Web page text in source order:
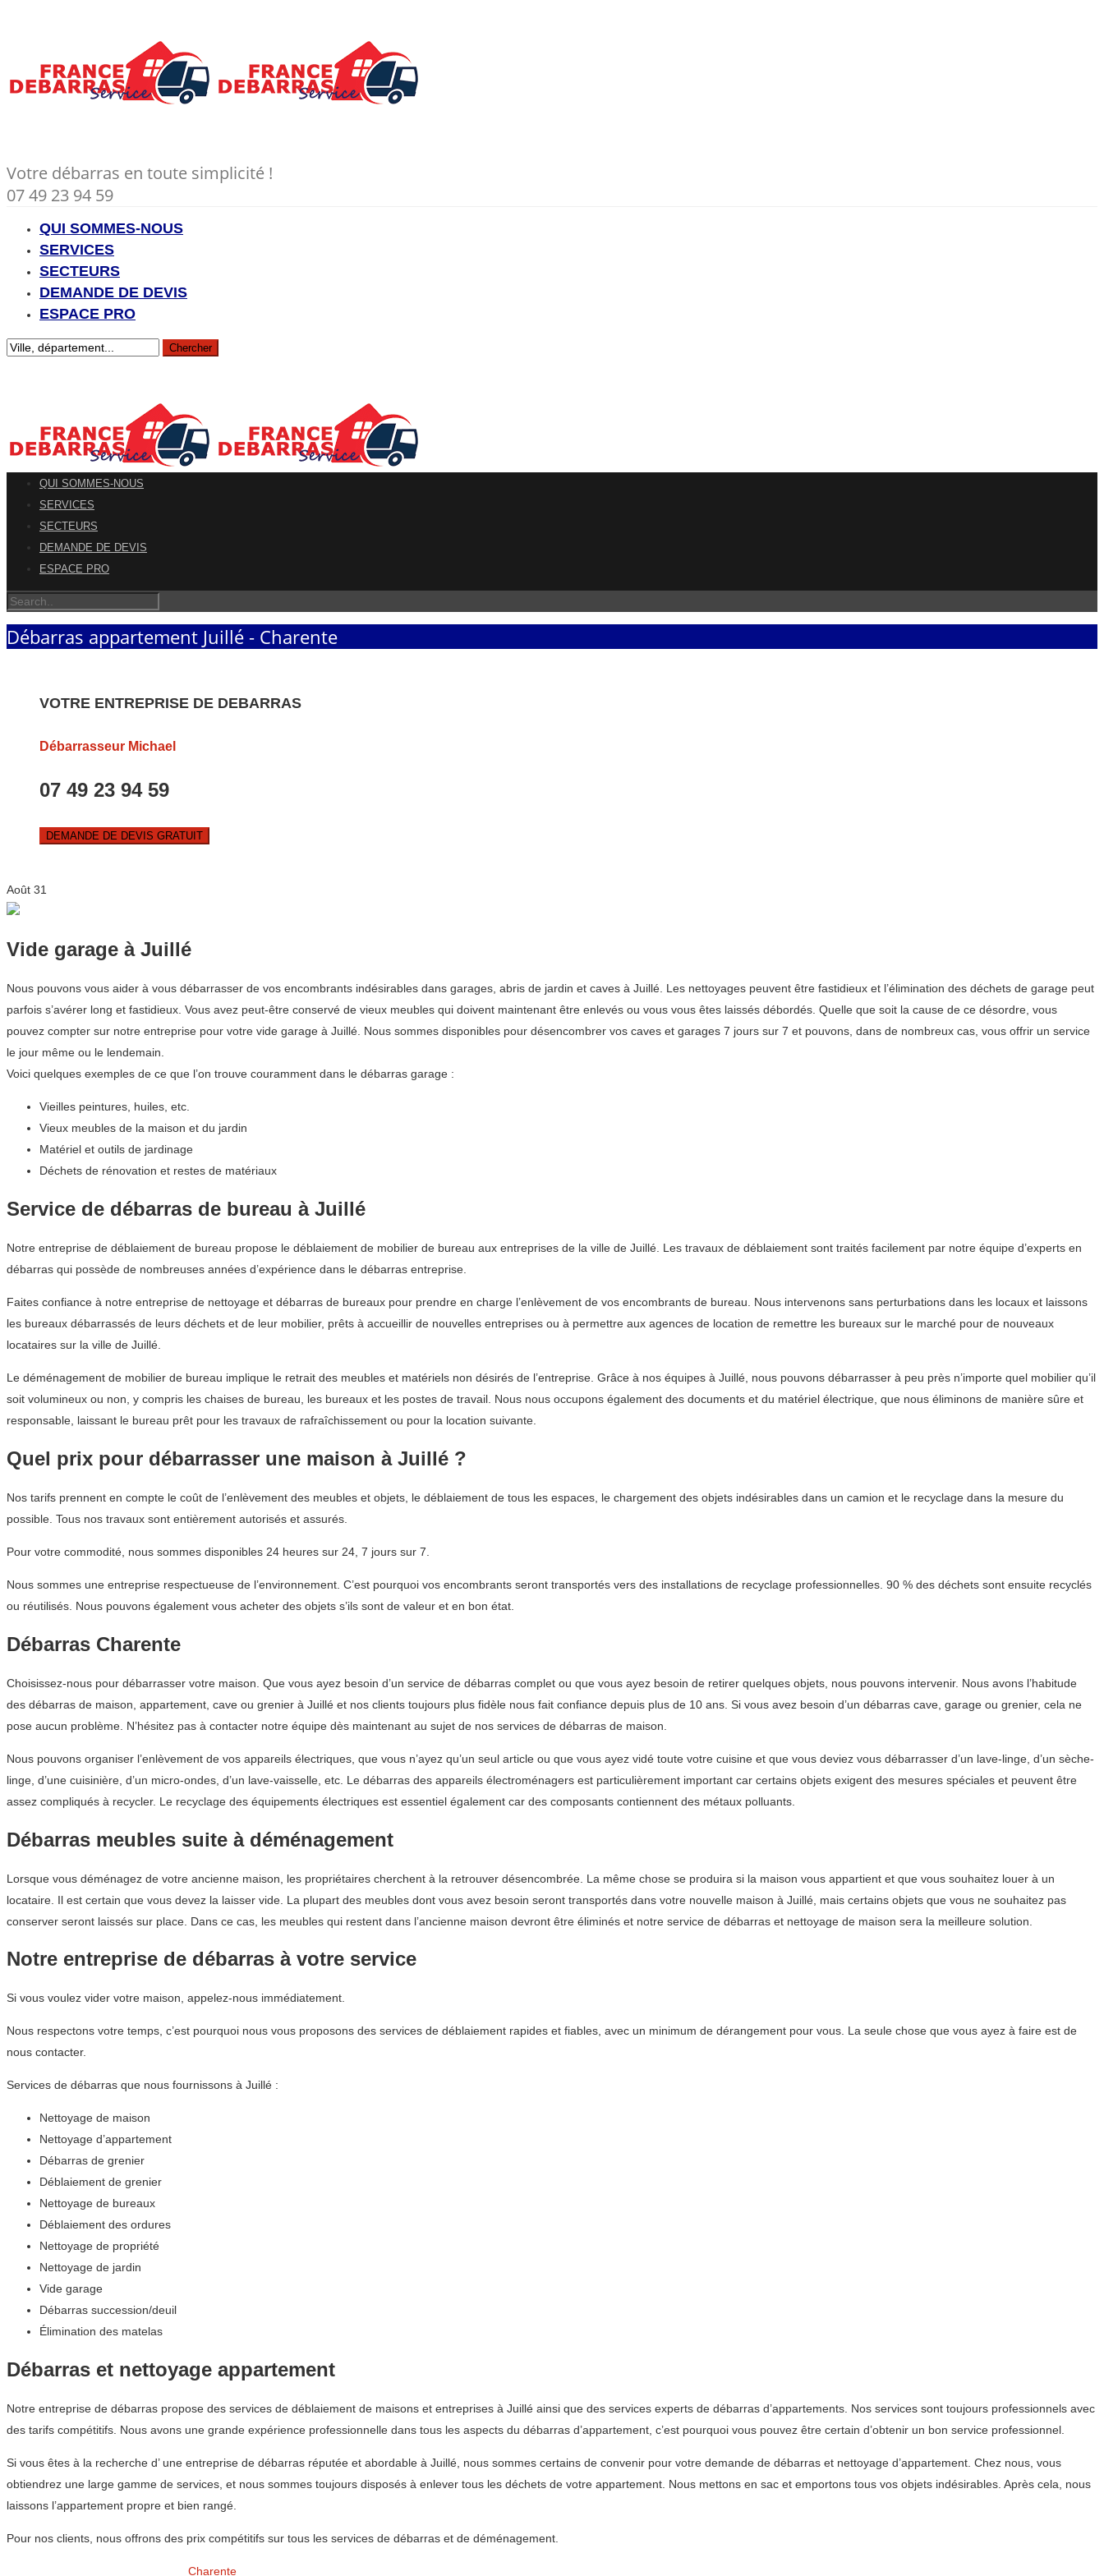
Votre débarras en toute simplicité !
07 49 23 94 59
QUI SOMMES-NOUS
SERVICES
SECTEURS
DEMANDE DE DEVIS
ESPACE PRO
QUI SOMMES-NOUS
SERVICES
SECTEURS
DEMANDE DE DEVIS
ESPACE PRO
Débarras appartement Juillé - Charente
VOTRE ENTREPRISE DE DEBARRAS
Débarrasseur Michael
07 49 23 94 59
DEMANDE DE DEVIS GRATUIT
Août 31
Vide garage à Juillé
Nous pouvons vous aider à vous débarrasser de vos encombrants indésirables dans garages, abris de jardin et caves à Juillé. Les nettoyages peuvent être fastidieux et l’élimination des déchets de garage peut
parfois s’avérer long et fastidieux. Vous avez peut-être conservé de vieux meubles qui doivent maintenant être enlevés ou vous vous êtes laissés débordés. Quelle que soit la cause de ce désordre, vous
pouvez compter sur notre entreprise pour votre vide garage à Juillé. Nous sommes disponibles pour désencombrer vos caves et garages 7 jours sur 7 et pouvons, dans de nombreux cas, vous offrir un service
le jour même ou le lendemain.
Voici quelques exemples de ce que l’on trouve couramment dans le débarras garage :
Vieilles peintures, huiles, etc.
Vieux meubles de la maison et du jardin
Matériel et outils de jardinage
Déchets de rénovation et restes de matériaux
Service de débarras de bureau à Juillé
Notre entreprise de déblaiement de bureau propose le déblaiement de mobilier de bureau aux entreprises de la ville de Juillé. Les travaux de déblaiement sont traités facilement par notre équipe d’experts en
débarras qui possède de nombreuses années d’expérience dans le débarras entreprise.
Faites confiance à notre entreprise de nettoyage et débarras de bureaux pour prendre en charge l’enlèvement de vos encombrants de bureau. Nous intervenons sans perturbations dans les locaux et laissons
les bureaux débarrassés de leurs déchets et de leur mobilier, prêts à accueillir de nouvelles entreprises ou à permettre aux agences de location de remettre les bureaux sur le marché pour de nouveaux
locataires sur la ville de Juillé.
Le déménagement de mobilier de bureau implique le retrait des meubles et matériels non désirés de l’entreprise. Grâce à nos équipes à Juillé, nous pouvons débarrasser à peu près n’importe quel mobilier qu’il
soit volumineux ou non, y compris les chaises de bureau, les bureaux et les postes de travail. Nous nous occupons également des documents et du matériel électrique, que nous éliminons de manière sûre et
responsable, laissant le bureau prêt pour les travaux de rafraîchissement ou pour la location suivante.
Quel prix pour débarrasser une maison à Juillé ?
Nos tarifs prennent en compte le coût de l’enlèvement des meubles et objets, le déblaiement de tous les espaces, le chargement des objets indésirables dans un camion et le recyclage dans la mesure du
possible. Tous nos travaux sont entièrement autorisés et assurés.
Pour votre commodité, nous sommes disponibles 24 heures sur 24, 7 jours sur 7.
Nous sommes une entreprise respectueuse de l’environnement. C’est pourquoi vos encombrants seront transportés vers des installations de recyclage professionnelles. 90 % des déchets sont ensuite recyclés
ou réutilisés. Nous pouvons également vous acheter des objets s’ils sont de valeur et en bon état.
Débarras Charente
Choisissez-nous pour débarrasser votre maison. Que vous ayez besoin d’un service de débarras complet ou que vous ayez besoin de retirer quelques objets, nous pouvons intervenir. Nous avons l’habitude
des débarras de maison, appartement, cave ou grenier à Juillé et nos clients toujours plus fidèle nous fait confiance depuis plus de 10 ans. Si vous avez besoin d’un débarras cave, garage ou grenier, cela ne
pose aucun problème. N’hésitez pas à contacter notre équipe dès maintenant au sujet de nos services de débarras de maison.
Nous pouvons organiser l’enlèvement de vos appareils électriques, que vous n’ayez qu’un seul article ou que vous ayez vidé toute votre cuisine et que vous deviez vous débarrasser d’un lave-linge, d’un sèche-
linge, d’une cuisinière, d’un micro-ondes, d’un lave-vaisselle, etc. Le débarras des appareils électroménagers est particulièrement important car certains objets exigent des mesures spéciales et peuvent être
assez compliqués à recycler. Le recyclage des équipements électriques est essentiel également car des composants contiennent des métaux polluants.
Débarras meubles suite à déménagement
Lorsque vous déménagez de votre ancienne maison, les propriétaires cherchent à la retrouver désencombrée. La même chose se produira si la maison vous appartient et que vous souhaitez louer à un
locataire. Il est certain que vous devez la laisser vide. La plupart des meubles dont vous avez besoin seront transportés dans votre nouvelle maison à Juillé, mais certains objets que vous ne souhaitez pas
conserver seront laissés sur place. Dans ce cas, les meubles qui restent dans l’ancienne maison devront être éliminés et notre service de débarras et nettoyage de maison sera la meilleure solution.
Notre entreprise de débarras à votre service
Si vous voulez vider votre maison, appelez-nous immédiatement.
Nous respectons votre temps, c’est pourquoi nous vous proposons des services de déblaiement rapides et fiables, avec un minimum de dérangement pour vous. La seule chose que vous ayez à faire est de
nous contacter.
Services de débarras que nous fournissons à Juillé :
Nettoyage de maison
Nettoyage d’appartement
Débarras de grenier
Déblaiement de grenier
Nettoyage de bureaux
Déblaiement des ordures
Nettoyage de propriété
Nettoyage de jardin
Vide garage
Débarras succession/deuil
Élimination des matelas
Débarras et nettoyage appartement
Notre entreprise de débarras propose des services de déblaiement de maisons et entreprises à Juillé ainsi que des services experts de débarras d’appartements. Nos services sont toujours professionnels avec
des tarifs compétitifs. Nous avons une grande expérience professionnelle dans tous les aspects du débarras d’appartement, c’est pourquoi vous pouvez être certain d’obtenir un bon service professionnel.
Si vous êtes à la recherche d’ une entreprise de débarras réputée et abordable à Juillé, nous sommes certains de convenir pour votre demande de débarras et nettoyage d’appartement. Chez nous, vous
obtiendrez une large gamme de services, et nous sommes toujours disposés à enlever tous les déchets de votre appartement. Nous mettons en sac et emportons tous vos objets indésirables. Après cela, nous
laissons l’appartement propre et bien rangé.
Pour nos clients, nous offrons des prix compétitifs sur tous les services de débarras et de déménagement.
Charente